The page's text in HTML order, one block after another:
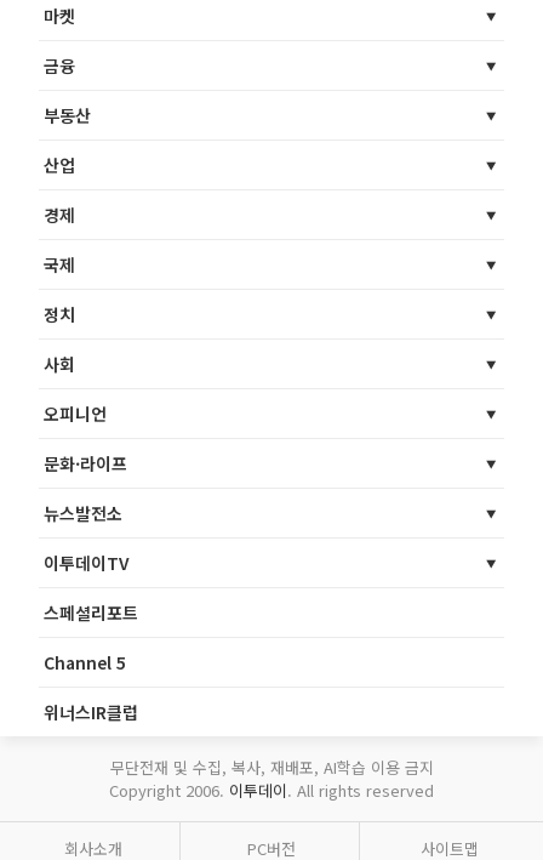
마켓
금융
부동산
산업
경제
국제
정치
사회
오피니언
문화·라이프
뉴스발전소
이투데이TV
스페셜리포트
Channel 5
위너스IR클럽
무단전재 및 수집, 복사, 재배포, AI학습 이용 금지
Copyright 2006. 이투데이. All rights reserved
회사소개 PC버전 사이트맵